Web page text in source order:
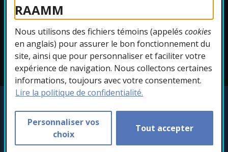
RAAMM
Nous utilisons des fichiers témoins (appeléscookies
en anglais) pour assurer le bon fonctionnement du
site, ainsi que pour personnaliser et faciliter votre
expérience de navigation. Nous collectons certaines
informations, toujours avec votre consentement.
Lire la politique de confidentialité.
Personnaliser vos
choix
Tout accepter
renseignements
Accessibilité
réservés.
Personnaliser les témoins
Conception :Ekloweb - Cet hyperlien